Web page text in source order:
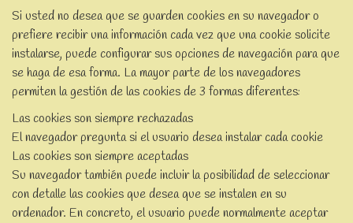
Si usted no desea que se guarden cookies en su navegador o
prefiere recibir una información cada vez que una cookie solicite
instalarse, puede configurar sus opciones de navegación para que
se haga de esa forma. La mayor parte de los navegadores
permiten la gestión de las cookies de 3 formas diferentes:
Las cookies son siempre rechazadas
El navegador pregunta si el usuario desea instalar cada cookie
Las cookies son siempre aceptadas
Su navegador también puede incluir la posibilidad de seleccionar
con detalle las cookies que desea que se instalen en su
ordenador. En concreto, el usuario puede normalmente aceptar